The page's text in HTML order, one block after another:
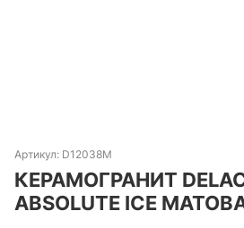
Артикул: D12038M
КЕРАМОГРАНИТ
ABSOLUTE ICE